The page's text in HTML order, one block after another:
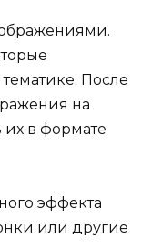
После
на
их в формате
эффекта
или другие